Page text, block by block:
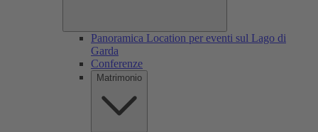
Panoramica Location per eventi sul Lago di
Garda
Conferenze
Matrimonio